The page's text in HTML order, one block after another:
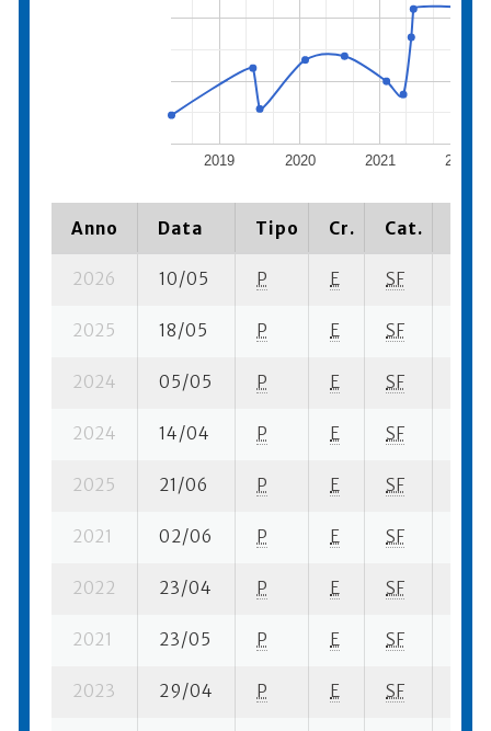
2019 2020 2021 2022
Anno Data Tipo Cr. Cat.
2026 10/05 P E SF
2025 18/05 P E SF
2024 05/05 P E SF
2024 14/04 P E SF
2025 21/06 P E SF
2021 02/06 P E SF
2022 23/04 P E SF
2021 23/05 P E SF
2023 29/04 P E SF